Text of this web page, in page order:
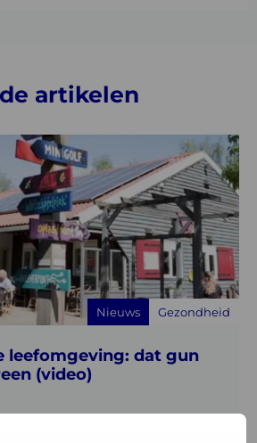
artikelen
leefomgeving: dat gun
(video)
Nieuws Gezondheid